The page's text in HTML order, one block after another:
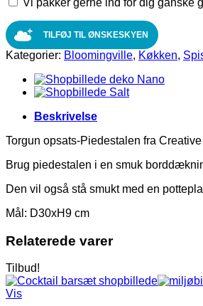
messinglook
Bloomingville
antal
TILFØJ TIL ØNSKESKYEN
Kategorier: Bloomingville, Køkken,
Beskrivelse
Torgun opsats-Piedestalen fra
Brug piedestalen i en smuk
Den vil også stå smukt med en
Mål: D30xH9 cm
Relaterede varer
Tilbud!
Vis